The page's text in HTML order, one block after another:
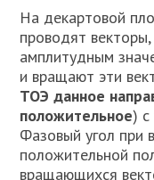
На декартовой
проводят
амплитудным
и вращают эти
ТОЭ данное
положительное) с
Фазовый угол при
положительной
вращающихся